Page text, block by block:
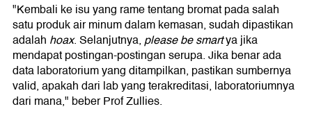
"Kembali ke isu yang rame tentang bromat pada salah
satu produk air minum dalam kemasan, sudah dipastikan
adalah hoax. Selanjutnya,please be smartya jika
mendapat postingan-postingan serupa. Jika benar ada
data laboratorium yang ditampilkan, pastikan sumbernya
valid, apakah dari lab yang terakreditasi, laboratoriumnya
dari mana," beber Prof Zullies.